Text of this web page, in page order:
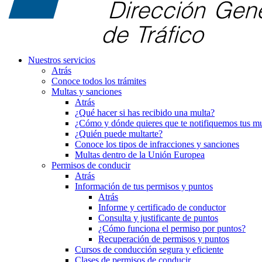
Nuestros servicios
Atrás
Conoce todos los trámites
Multas y sanciones
Atrás
¿Qué hacer si has recibido una multa?
¿Cómo y dónde quieres que te notifiquemos tus
¿Quién puede multarte?
Conoce los tipos de infracciones y sanciones
Multas dentro de la Unión Europea
Permisos de conducir
Atrás
Información de tus permisos y puntos
Atrás
Informe y certificado de conductor
Consulta y justificante de puntos
¿Cómo funciona el permiso por puntos?
Recuperación de permisos y puntos
Cursos de conducción segura y eficiente